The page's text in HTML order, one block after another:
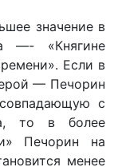
значение в
—- «Княгине
Если в
— Печорин
с
то в более
Печорин на
менее